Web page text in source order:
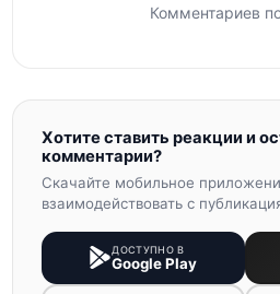
Комментариев
Хотите ставить реакции и
комментарии?
Скачайте мобильное
взаимодействовать с
ДОСТУПНО В
Google Play